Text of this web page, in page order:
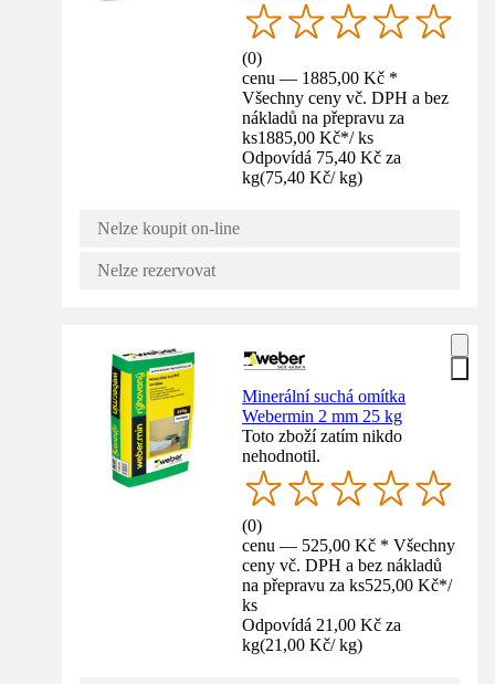
(0)
cenu — 1885,00 Kč *
Všechny ceny vč. DPH a bez
nákladů na přepravu za
ks1885,00 Kč*/ ks
Odpovídá 75,40 Kč za
kg(75,40 Kč/ kg)
Nelze koupit on-line
Nelze rezervovat
Minerální suchá omítka
Webermin 2 mm 25 kg
Toto zboží zatím nikdo
nehodnotil.
(0)
cenu — 525,00 Kč * Všechny
ceny vč. DPH a bez nákladů
na přepravu za ks525,00 Kč*/
ks
Odpovídá 21,00 Kč za
kg(21,00 Kč/ kg)